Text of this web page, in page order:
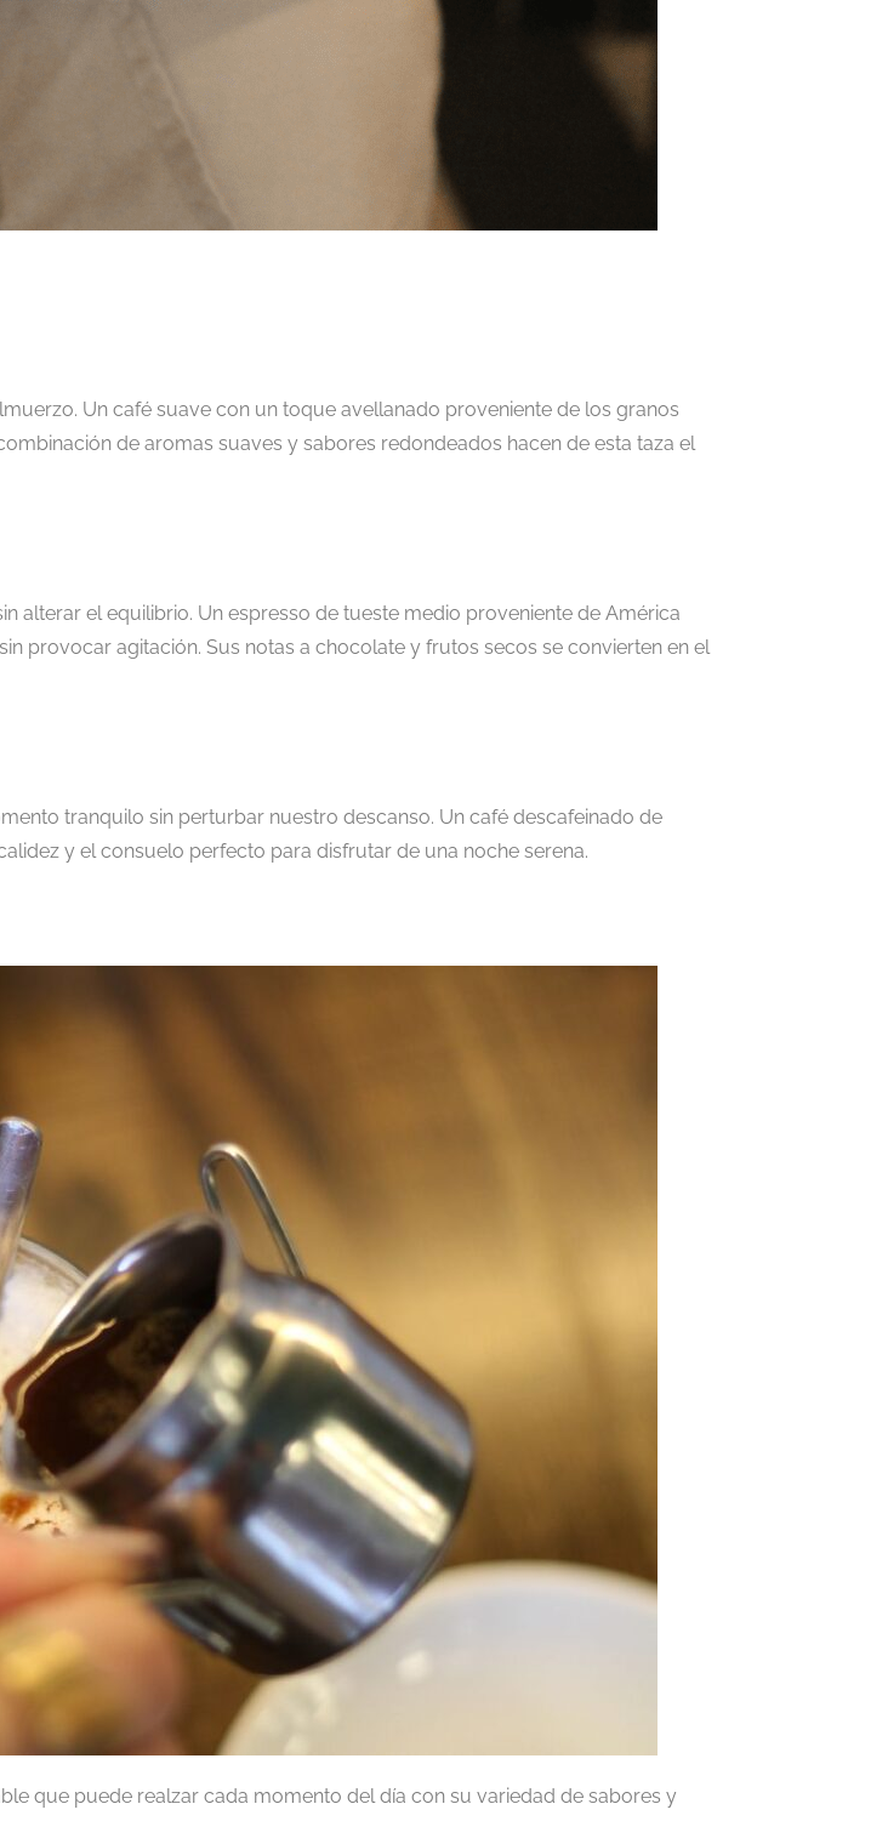
Un café suave con un toque avellanado proveniente de los granos
de aromas suaves y sabores redondeados hacen de esta taza el
alterar el equilibrio. Un espresso de tueste medio proveniente de América
provocar agitación. Sus notas a chocolate y frutos secos se convierten en el
tranquilo sin perturbar nuestro descanso. Un café descafeinado de
y el consuelo perfecto para disfrutar de una noche serena.
que puede realzar cada momento del día con su variedad de sabores y